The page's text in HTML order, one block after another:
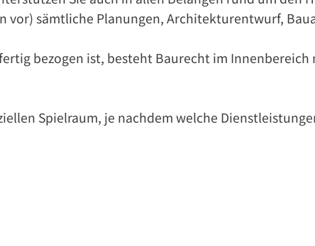
vor) sämtliche Planungen, Architekturentwurf,
bezogen ist, besteht Baurecht im Innenbereich
Spielraum, je nachdem welche